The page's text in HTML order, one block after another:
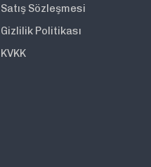
Satış Sözleşmesi
Gizlilik Politikası
KVKK